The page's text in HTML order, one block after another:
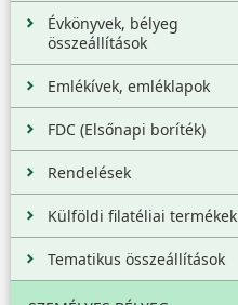
Évkönyvek, bélyeg
összeállítások
Emlékívek, emléklapok
FDC (Elsőnapi boríték)
Rendelések
Külföldi filatéliai termékek
Tematikus összeállítások